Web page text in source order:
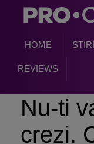
HOME STIRI
REVIEWS
Nu-ti
crezi.